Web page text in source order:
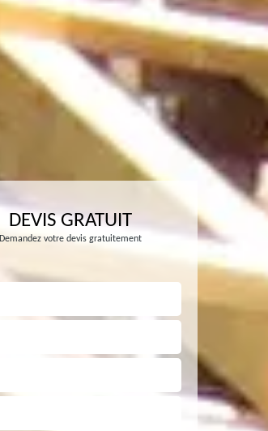
DEVIS GRATUIT
Demandez votre devis gratuitement